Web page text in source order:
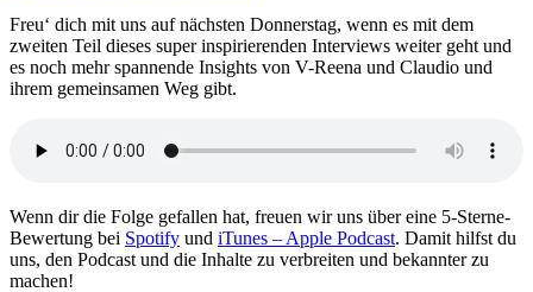
Freu‘ dich mit uns auf nächsten Donnerstag, wenn es mit dem
zweiten Teil dieses super inspirierenden Interviews weiter geht und
es noch mehr spannende Insights von V-Reena und Claudio und
ihrem gemeinsamen Weg gibt.
Wenn dir die Folge gefallen hat, freuen wir uns über eine 5-Sterne-
Bewertung bei Spotify und iTunes – Apple Podcast. Damit hilfst du
uns, den Podcast und die Inhalte zu verbreiten und bekannter zu
machen!